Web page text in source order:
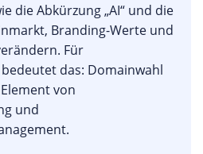
die Abkürzung „AI“ und die
Branding-Werte und
Für
das: Domainwahl
von
und